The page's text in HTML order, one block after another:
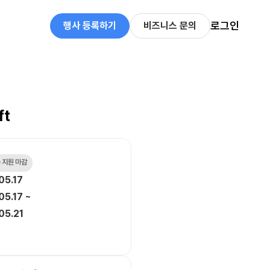
행사 등록하기 비즈니스 문의 로그인
지원 마감
~